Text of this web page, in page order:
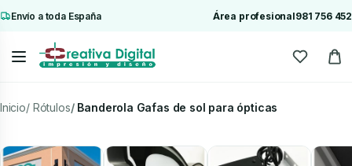
Envío a toda España Área profesional981 756 452
Inicio Rótulos Banderola Gafas de sol para ópticas